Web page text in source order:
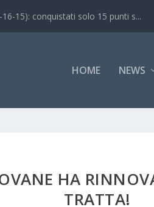
15): conquistati solo 15 punti s...
HOME NEWS
HA
TRATTA!